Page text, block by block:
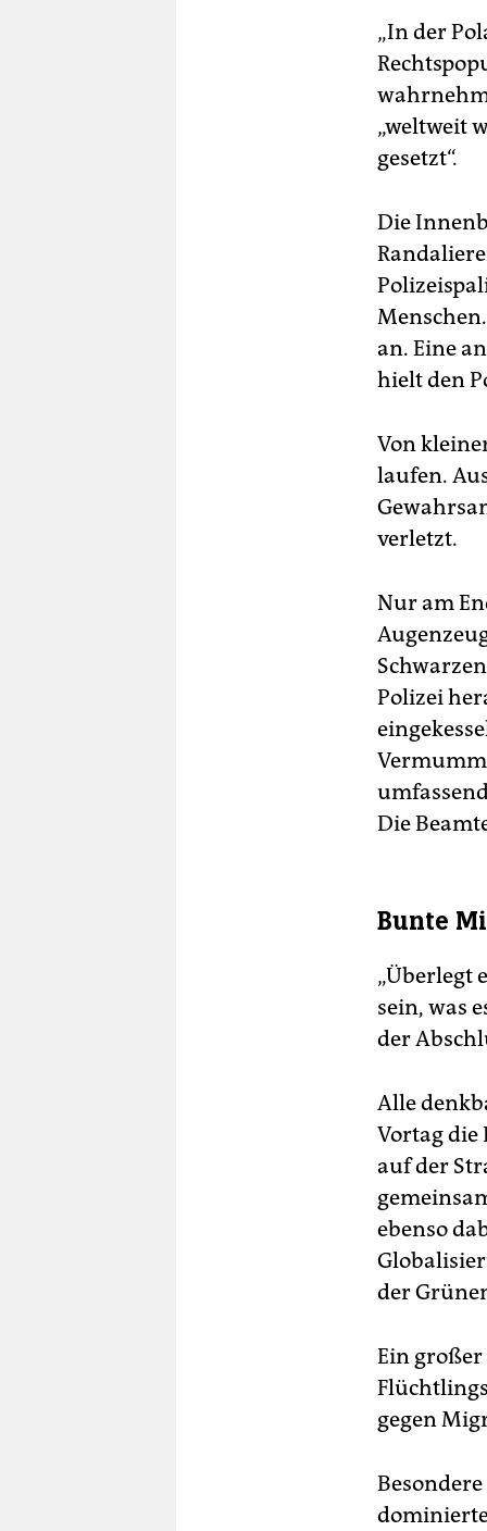
„In der
„weltweit
gesetzt“.
Die
an. Eine
hielt den
Von
laufen.
verletzt.
Nur am
Polizei
Die
Bunte
„Überlegt
sein, was
der
Alle
Vortag die
auf der
ebenso
der
Ein großer
gegen